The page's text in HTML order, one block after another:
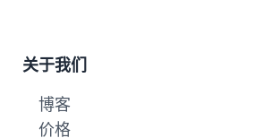
关于我们
博客
价格